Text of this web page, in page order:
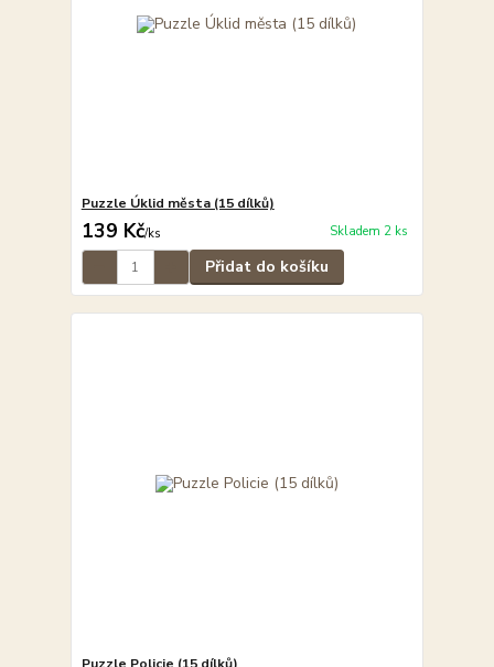
Puzzle Úklid města (15 dílků)
139 Kč/ks Skladem 2 ks
Přidat do košíku
Puzzle Policie (15 dílků)